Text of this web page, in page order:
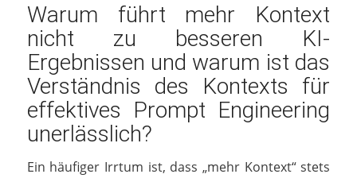
Warum führt mehr Kontext
nicht zu besseren KI-
Ergebnissen und warum ist das
Verständnis des Kontexts für
effektives Prompt Engineering
unerlässlich?
Ein häufiger Irrtum ist, dass „mehr Kontext“ stets